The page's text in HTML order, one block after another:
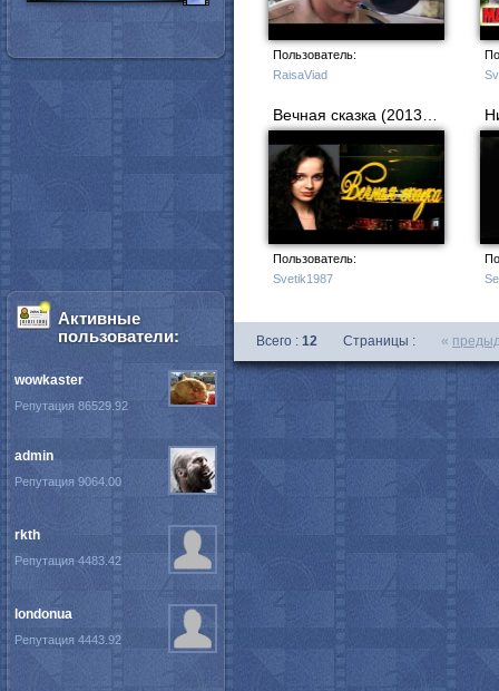
Пользователь:
RaisaViad
Пользователь:
Svetik1987
Всего : 12 Страницы : «
Активные
пользователи:
wowkaster
Репутация 86529.92
admin
Репутация 9064.00
rkth
Репутация 4483.42
londonua
Репутация 4443.92